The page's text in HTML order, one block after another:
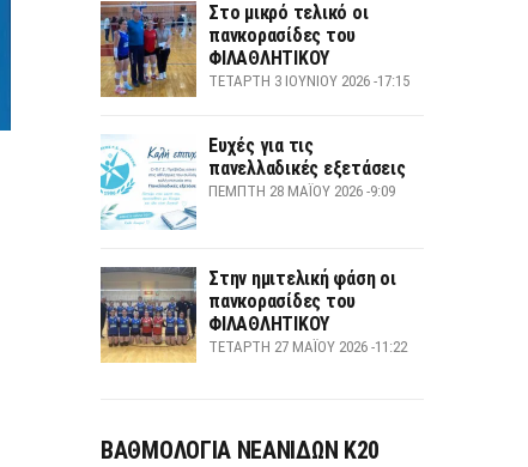
Στο μικρό τελικό οι
πανκορασίδες του
ΦΙΛΑΘΛΗΤΙΚΟΥ
ΤΕΤΆΡΤΗ 3 ΙΟΥΝΊΟΥ 2026 -17:15
Ευχές για τις
πανελλαδικές εξετάσεις
ΠΈΜΠΤΗ 28 ΜΑΪ́ΟΥ 2026 -9:09
Στην ημιτελική φάση οι
πανκορασίδες του
ΦΙΛΑΘΛΗΤΙΚΟΥ
ΤΕΤΆΡΤΗ 27 ΜΑΪ́ΟΥ 2026 -11:22
ΒΑΘΜΟΛΟΓΙΑ ΝΕΑΝΙΔΩΝ Κ20